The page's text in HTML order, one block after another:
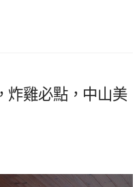
炸雞必點，中山美